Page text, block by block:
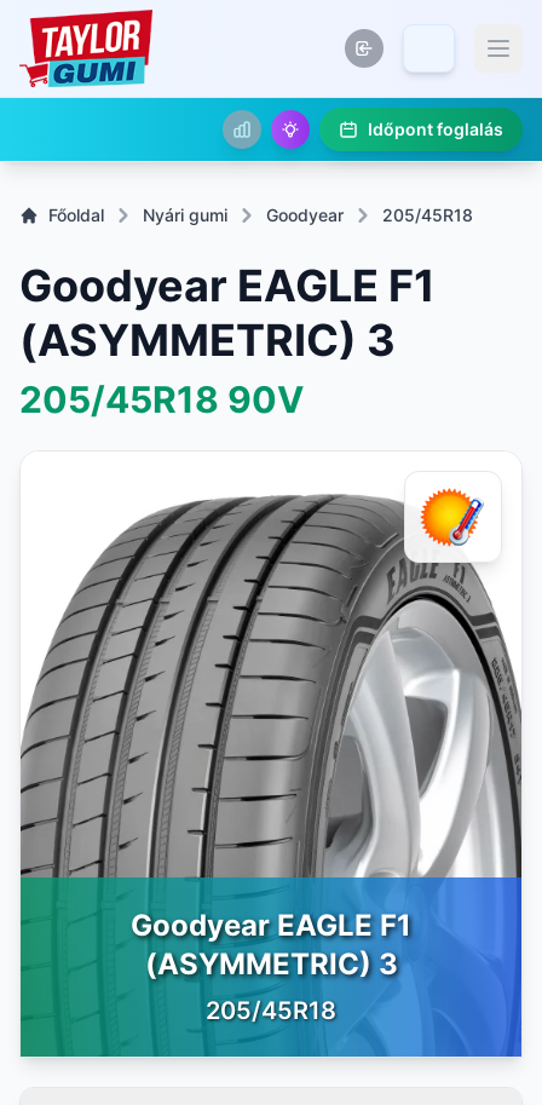
Időpont foglalás
Főoldal Nyári gumi Goodyear 205/45R18
Goodyear EAGLE F1
(ASYMMETRIC) 3
205/45R18 90V
Goodyear EAGLE F1
(ASYMMETRIC) 3
205/45R18